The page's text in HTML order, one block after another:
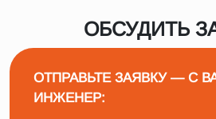
ОБСУДИТЬ
ОТПРАВЬТЕ ЗАЯВКУ — С
ИНЖЕНЕР: